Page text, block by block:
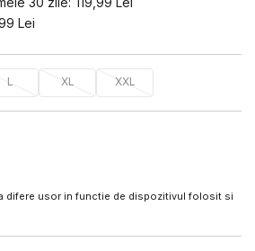
Lei
L XL XXL
difere usor in functie de dispozitivul folosit si